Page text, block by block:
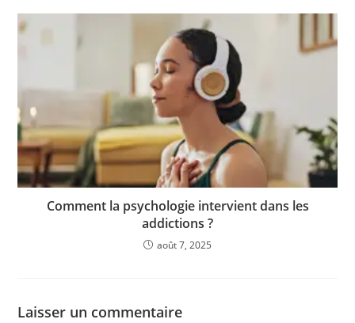
Comment la psychologie intervient dans les
addictions ?
août 7, 2025
Laisser un commentaire